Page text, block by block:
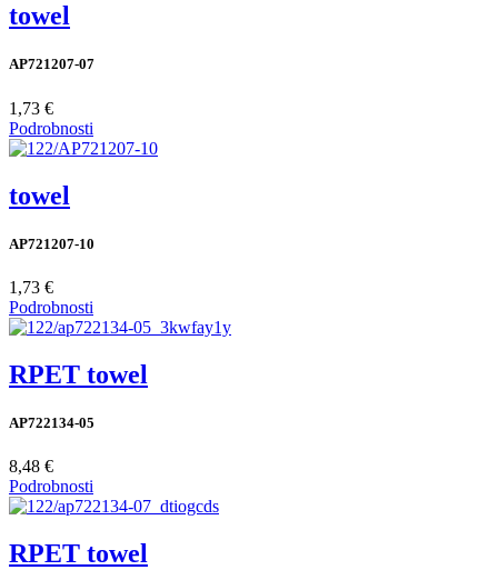
towel
AP721207-07
1,73 €
Podrobnosti
towel
AP721207-10
1,73 €
Podrobnosti
RPET towel
AP722134-05
8,48 €
Podrobnosti
RPET towel